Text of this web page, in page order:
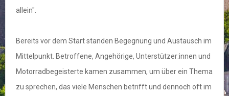
allein".
Bereits vor dem Start standen Begegnung und Austausch im
Mittelpunkt. Betroffene, Angehörige, Unterstützer:innen und
Motorradbegeisterte kamen zusammen, um über ein Thema
zu sprechen, das viele Menschen betrifft und dennoch oft im